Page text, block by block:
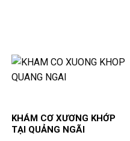
KHÁM CƠ XƯƠNG KHỚP
TẠI QUẢNG NGÃI